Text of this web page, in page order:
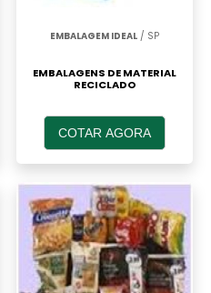
EMBALAGEM IDEAL / SP
EMBALAGENS DE MATERIAL
RECICLADO
COTAR AGORA